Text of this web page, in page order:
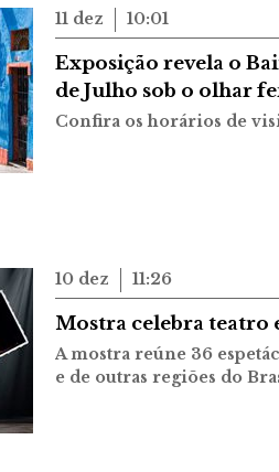
11 dez 10:01
Exposição revela o
de Julho sob o olhar
Confira os horários de
10 dez 11:26
Mostra celebra teatro
A mostra reúne 36
e de outras regiões do